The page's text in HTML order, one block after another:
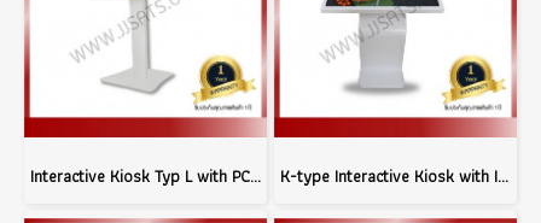
Interactive Kiosk Typ L with PCAP touch Android system 32" K-type Interactive Kiosk with IR touch Android system 65"